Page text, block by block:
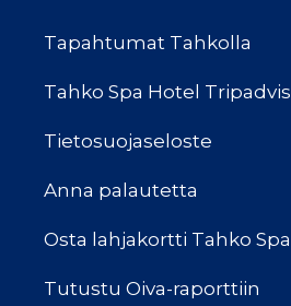
Tapahtumat Tahkolla
Tahko Spa Hotel
Tietosuojaseloste
Anna palautetta
Osta lahjakortti Tahko
Tutustu Oiva-raporttiin